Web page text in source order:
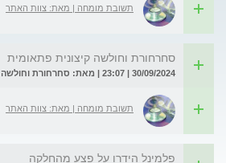
תשובת מומחה | מאת: צוות האתר
סחרחורת וחולשה קיצונית פתאומית
30/09/2024 | 23:07 | מאת: סחרחורת וחולשה קיצונית
תשובת מומחה | מאת: צוות האתר
פלמינל הידרו על פצע מהחלקה